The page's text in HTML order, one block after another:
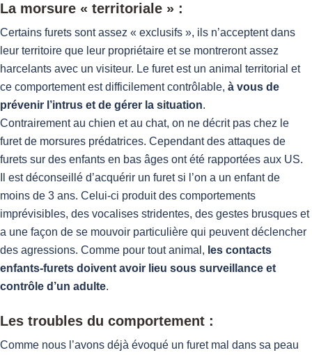
La morsure « territoriale » :
Certains furets sont assez « exclusifs », ils n’acceptent dans
leur territoire que leur propriétaire et se montreront assez
harcelants avec un visiteur. Le furet est un animal territorial et
ce comportement est difficilement contrôlable, à vous de
prévenir l’intrus et de gérer la situation.
Contrairement au chien et au chat, on ne décrit pas chez le
furet de morsures prédatrices. Cependant des attaques de
furets sur des enfants en bas âges ont été rapportées aux US.
Il est déconseillé d’acquérir un furet si l’on a un enfant de
moins de 3 ans. Celui-ci produit des comportements
imprévisibles, des vocalises stridentes, des gestes brusques et
a une façon de se mouvoir particulière qui peuvent déclencher
des agressions. Comme pour tout animal, les contacts
enfants-furets doivent avoir lieu sous surveillance et
contrôle d’un adulte.
Les troubles du comportement :
Comme nous l’avons déjà évoqué un furet mal dans sa peau